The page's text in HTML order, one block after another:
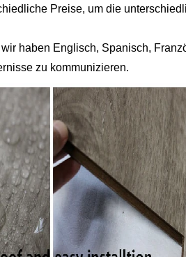
Preise, um die
haben Englisch, Spanisch,
zu kommunizieren.